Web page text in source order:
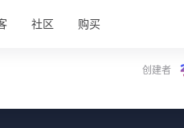
社区 购买
创建者